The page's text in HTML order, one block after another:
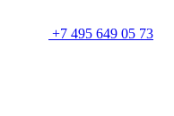
+7 495 649 05 73